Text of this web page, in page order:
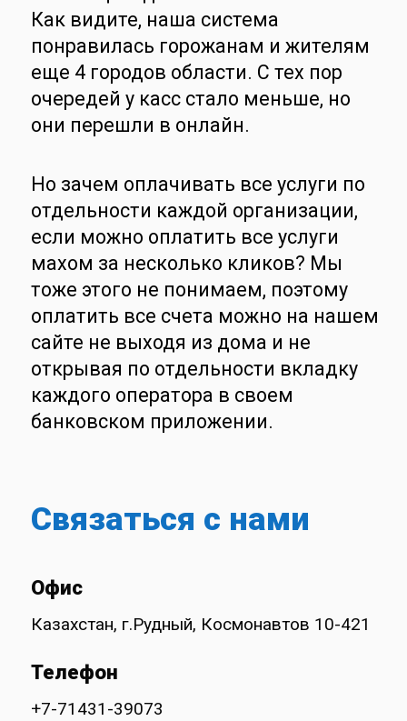
Как видите, наша система
понравилась горожанам и жителям
еще 4 городов области. С тех пор
очередей у касс стало меньше, но
они перешли в онлайн.
Но зачем оплачивать все услуги по
отдельности каждой организации,
если можно оплатить все услуги
махом за несколько кликов? Мы
тоже этого не понимаем, поэтому
оплатить все счета можно на нашем
сайте не выходя из дома и не
открывая по отдельности вкладку
каждого оператора в своем
банковском приложении.
Связаться с нами
Офис
Казахстан, г.Рудный, Космонавтов 10-421
Телефон
+7-71431-39073